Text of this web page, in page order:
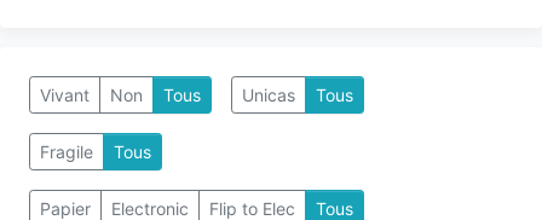
Vivant Non Tous Unicas Tous
Fragile Tous
Papier Electronic Flip to Elec Tous